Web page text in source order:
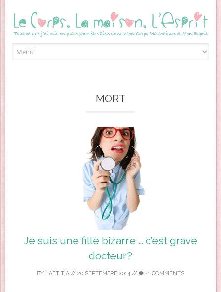
MORT
Je suis une fille bizarre … c’est grave
docteur?
BY LAETITIA // 20 SEPTEMBRE 2014 // 41 COMMENTS